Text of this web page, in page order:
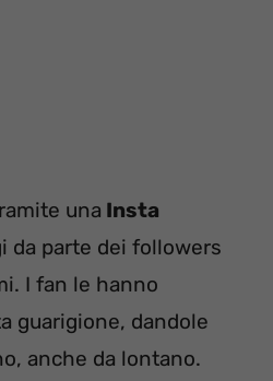
una Insta
da parte dei followers
I fan le hanno
guarigione, dandole
anche da lontano.